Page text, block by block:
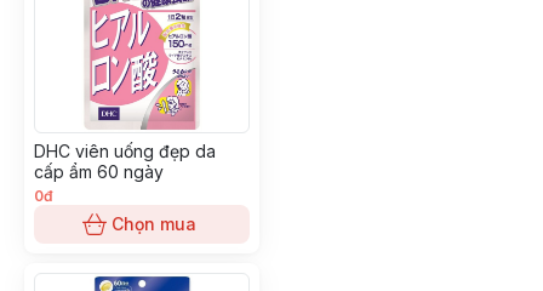
DHC viên uống đẹp da
cấp ẩm 60 ngày
0đ
Chọn mua